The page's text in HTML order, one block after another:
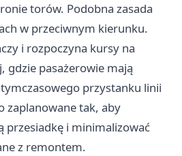
torów. Podobna zasada
w przeciwnym kierunku.
i rozpoczyna kursy na
gdzie pasażerowie mają
przystanku linii
zaplanowane tak, aby
przesiadkę i minimalizować
z remontem.